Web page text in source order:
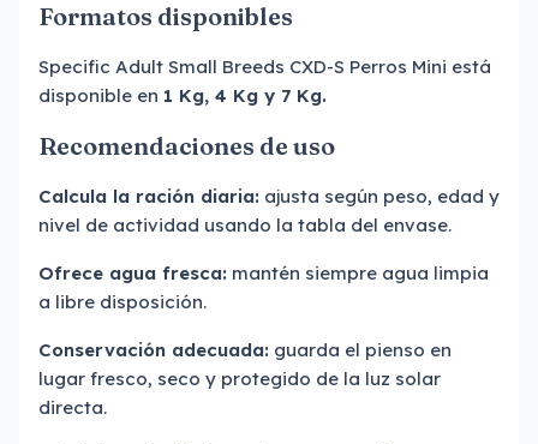
Formatos disponibles
Specific Adult Small Breeds CXD-S Perros Mini está
disponible en 1 Kg, 4 Kg y 7 Kg.
Recomendaciones de uso
Calcula la ración diaria: ajusta según peso, edad y
nivel de actividad usando la tabla del envase.
Ofrece agua fresca: mantén siempre agua limpia
a libre disposición.
Conservación adecuada: guarda el pienso en
lugar fresco, seco y protegido de la luz solar
directa.